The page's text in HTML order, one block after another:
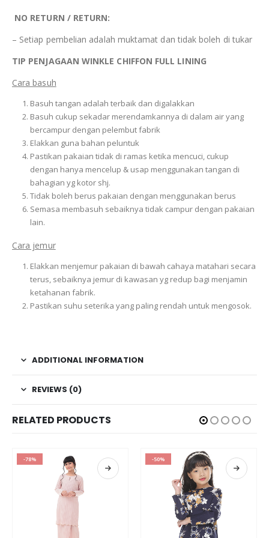
NO RETURN / RETURN:
– Setiap pembelian adalah muktamat dan tidak boleh di tukar
TIP PENJAGAAN WINKLE CHIFFON FULL LINING
Cara basuh
Basuh tangan adalah terbaik dan digalakkan
Basuh cukup sekadar merendamkannya di dalam air yang
bercampur dengan pelembut fabrik
Elakkan guna bahan peluntuk
Pastikan pakaian tidak di ramas ketika mencuci, cukup
dengan hanya mencelup & usap menggunakan tangan di
bahagian yg kotor shj.
Tidak boleh berus pakaian dengan menggunakan berus
Semasa membasuh sebaiknya tidak campur dengan pakaian
lain.
Cara jemur
Elakkan menjemur pakaian di bawah cahaya matahari secara
terus, sebaiknya jemur di kawasan yg redup bagi menjamin
ketahanan fabrik.
Pastikan suhu seterika yang paling rendah untuk mengosok.
ADDITIONAL INFORMATION
REVIEWS (0)
RELATED PRODUCTS
-78% -50%